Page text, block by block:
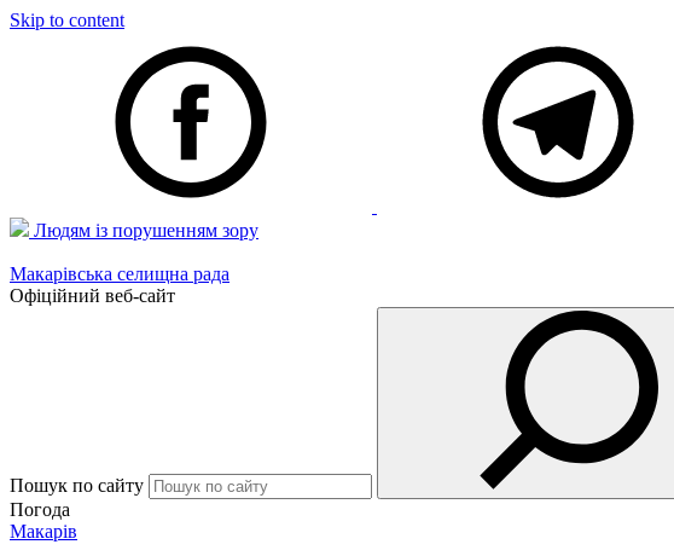
Skip to content
Людям із порушенням зору
Макарівська селищна рада
Офіційний веб-сайт
Пошук по сайту
Погода
Макарів